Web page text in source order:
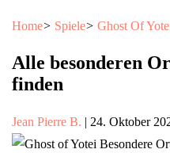
Home> Spiele> Ghost Of
Alle besonderen
finden
Jean Pierre B. | 24. Oktober